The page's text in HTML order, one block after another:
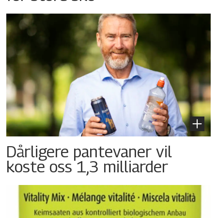
Dårligere pantevaner vil
koste oss 1,3 milliarder